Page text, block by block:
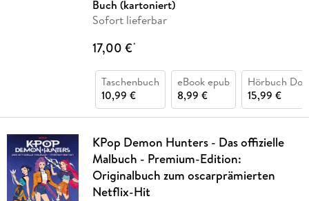
Buch (kartoniert)
Sofort lieferbar
17,00 €*
Taschenbuch
10,99 €
eBook epub
8,99 €
Hörbuch
15,99 €
KPop Demon Hunters - Das offizielle
Malbuch - Premium-Edition:
Originalbuch zum oscarprämierten
Netflix-Hit